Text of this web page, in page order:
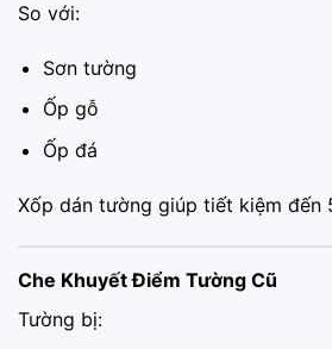
So với:
Sơn tường
Ốp gỗ
Ốp đá
Xốp dán tường giúp tiết kiệm đến
Che Khuyết Điểm Tường Cũ
Tường bị: